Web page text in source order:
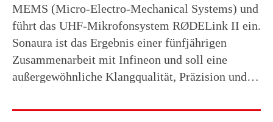
MEMS (Micro-Electro-Mechanical Systems) und
führt das UHF-Mikrofonsystem RØDELink II ein.
Sonaura ist das Ergebnis einer fünfjährigen
Zusammenarbeit mit Infineon und soll eine
außergewöhnliche Klangqualität, Präzision und…